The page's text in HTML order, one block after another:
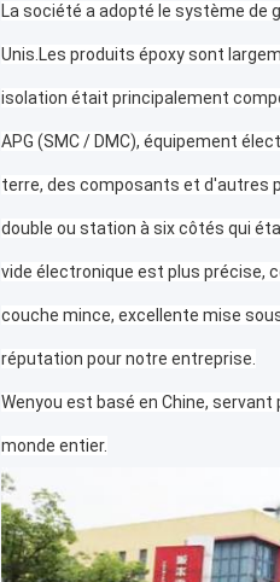
La société a adopté le système de
Unis.Les produits époxy sont
isolation était principalement
APG (SMC / DMC), équipement
terre, des composants et d'autres
double ou station à six côtés qui
vide électronique est plus précise,
couche mince, excellente mise
réputation pour notre entreprise.
Wenyou est basé en Chine,
monde entier.